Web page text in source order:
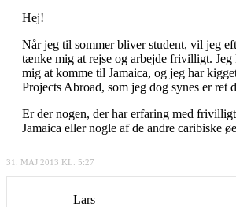
Hej!
Når jeg til sommer bliver student, vil jeg
tænke mig at rejse og arbejde frivilligt.
mig at komme til Jamaica, og jeg har
Projects Abroad, som jeg dog synes er ret
Er der nogen, der har erfaring med
Jamaica eller nogle af de andre caribiske
31. MAJ 2013 KL. 5:27
Lars